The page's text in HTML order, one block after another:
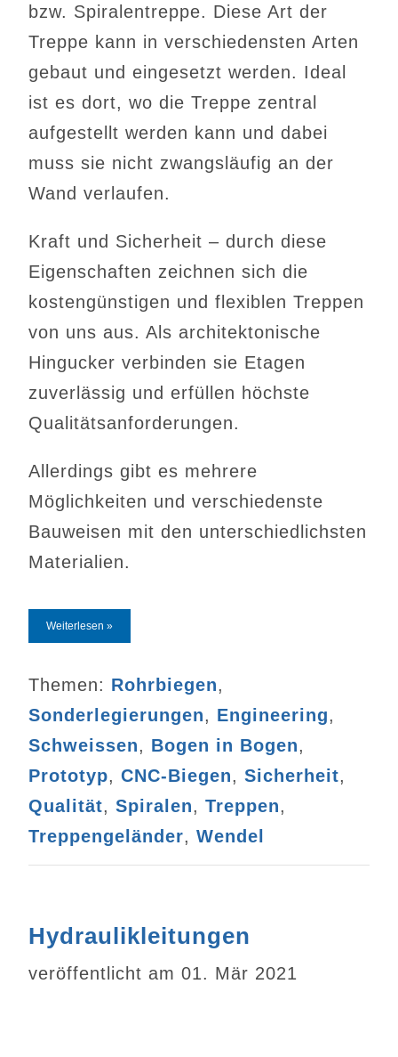
bzw. Spiralentreppe. Diese Art der
Treppe kann in verschiedensten Arten
gebaut und eingesetzt werden. Ideal
ist es dort, wo die Treppe zentral
aufgestellt werden kann und dabei
muss sie nicht zwangsläufig an der
Wand verlaufen.
Kraft und Sicherheit – durch diese
Eigenschaften zeichnen sich die
kostengünstigen und flexiblen Treppen
von uns aus. Als architektonische
Hingucker verbinden sie Etagen
zuverlässig und erfüllen höchste
Qualitätsanforderungen.
Allerdings gibt es mehrere
Möglichkeiten und verschiedenste
Bauweisen mit den unterschiedlichsten
Materialien.
Weiterlesen »
Themen: Rohrbiegen,
Sonderlegierungen, Engineering,
Schweissen, Bogen in Bogen,
Prototyp,CNC-Biegen,Sicherheit,
Qualität,Spiralen,Treppen,
Treppengeländer,Wendel
Hydraulikleitungen
veröffentlicht am 01. Mär 2021